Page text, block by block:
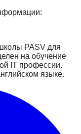
PASV для
на обучение
IT профессии.
языке.